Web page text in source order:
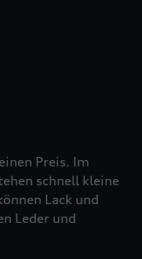
Preis. Im
schnell kleine
Lack und
Leder und